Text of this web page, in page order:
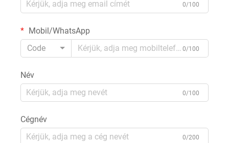
0/100
Mobil/WhatsApp
Code
0/100
Név
0/100
Cégnév
0/200